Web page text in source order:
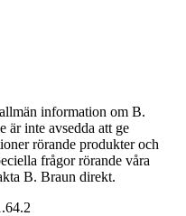
information om B.
är inte avsedda att ge
rörande produkter och
frågor rörande våra
B. Braun direkt.